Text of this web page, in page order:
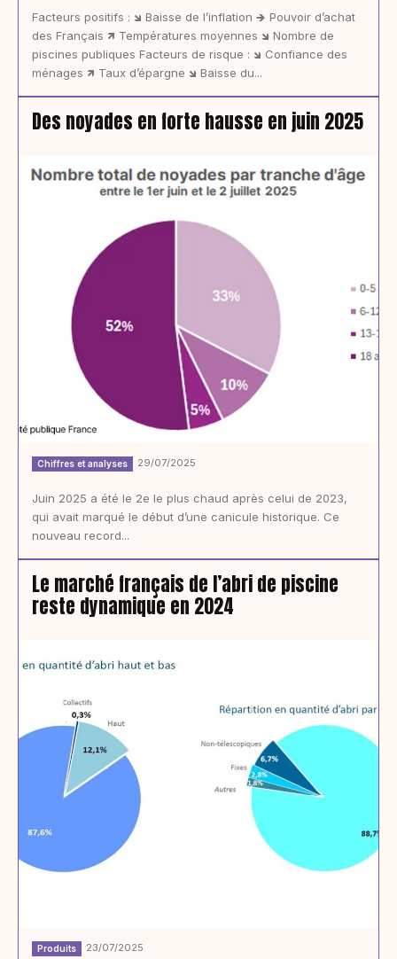
Facteurs positifs : 🡾 Baisse de l’inflation 🡺 Pouvoir d’achat
des Français 🡽 Températures moyennes 🡾 Nombre de
piscines publiques Facteurs de risque : 🡾 Confiance des
ménages 🡽 Taux d’épargne 🡾 Baisse du...
Des noyades en forte hausse en juin 2025
Chiffres et analyses 29/07/2025
Juin 2025 a été le 2e le plus chaud après celui de 2023,
qui avait marqué le début d’une canicule historique. Ce
nouveau record...
Le marché français de l’abri de piscine
reste dynamique en 2024
Produits 23/07/2025